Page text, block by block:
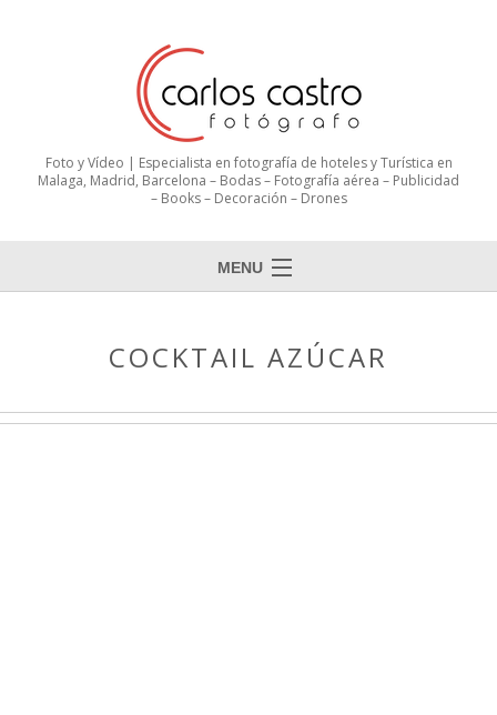
Foto y Vídeo | Especialista en fotografía de hoteles y Turística en
Malaga, Madrid, Barcelona – Bodas – Fotografía aérea – Publicidad
– Books – Decoración – Drones
MENU
COCKTAIL AZÚCAR